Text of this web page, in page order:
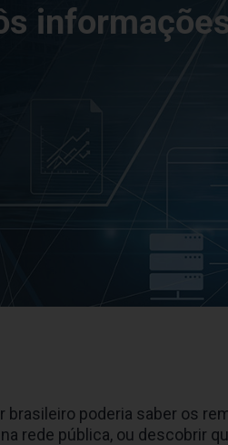
poderia saber os
rede pública, ou descobrir